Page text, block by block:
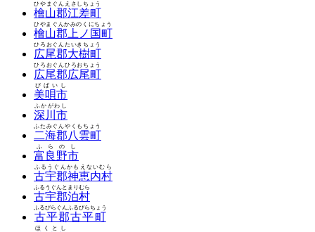
檜山郡江差町
ひやまぐんえさしちょう
檜山郡上ノ国町
ひやまぐんかみのくにちょう
広尾郡大樹町
ひろおぐんたいきちょう
広尾郡広尾町
ひろおぐんひろおちょう
美唄市
びばいし
深川市
ふかがわし
二海郡八雲町
ふたみぐんやくもちょう
富良野市
ふらのし
古宇郡神恵内村
ふるうぐんかもえないむら
古宇郡泊村
ふるうぐんとまりむら
古平郡古平町
ふるびらぐんふるびらちょう
ほくとし